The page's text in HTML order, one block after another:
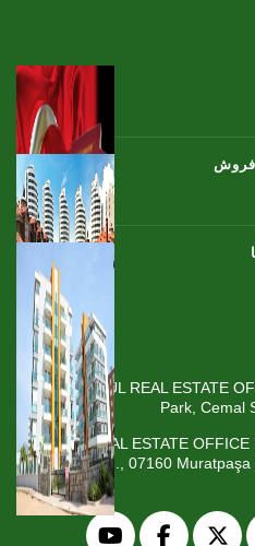
فروش
ISTANBUL REAL ESTATE
Park, Cemal
ANTALYA REAL ESTATE
Fener Mah., 07160